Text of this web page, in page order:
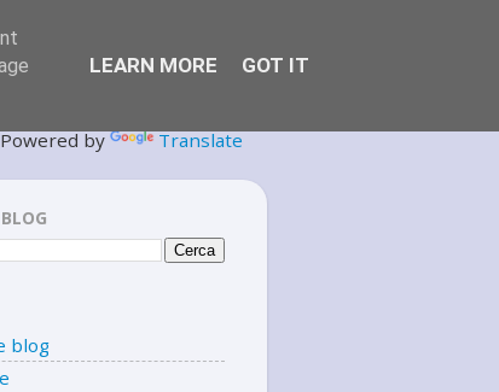
by Translate
blog
LEARN MORE GOT IT